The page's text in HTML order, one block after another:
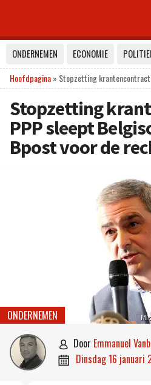
ONDERNEMEN ECONOMIE
Hoofdpagina» Stopzetting
Stopzetting
PPP sleept
Bpost voor de
ONDERNEMEN
 door Emmanuel
 dinsdag 16 januari